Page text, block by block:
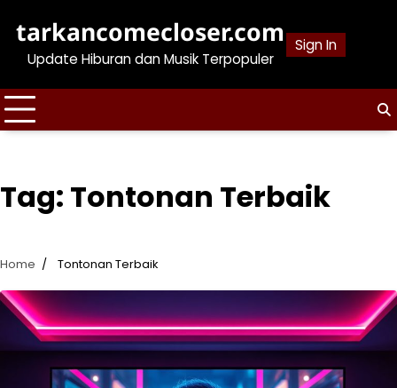
content
tarkancomecloser.com
Update Hiburan dan Musik Terpopuler
Sign In
Tag: Tontonan Terbaik
Home Tontonan Terbaik